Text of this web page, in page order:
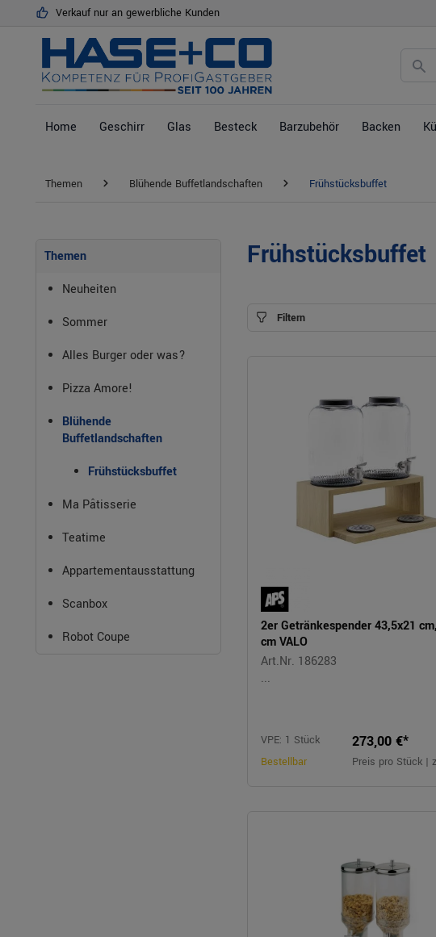
Zur Hauptnavigation springen
Verkauf nur an gewerbliche Kunden
Home Geschirr Glas Besteck Barzubehör Backen
Themen Blühende Buffetlandschaften Frühstücksbuffet
Themen
Neuheiten
Sommer
Alles Burger oder was?
Pizza Amore!
Blühende
Buffetlandschaften
Frühstücksbuffet
Ma Pâtisserie
Teatime
Appartementausstattung
Scanbox
Robot Coupe
Frühstücksbuffet
Filtern
2er Getränkespender 43,5x21
cm VALO
Art.Nr. 186283
...
VPE: 1 Stück
Bestellbar
273,00 €*
Preis pro Stück |